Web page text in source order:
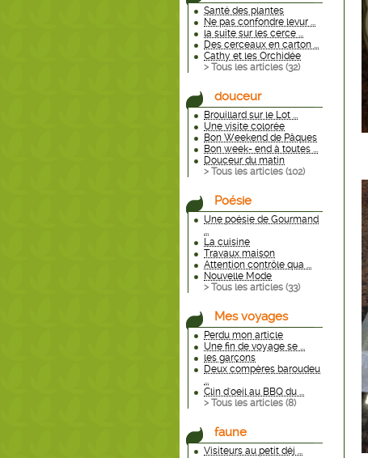
Santé des plantes
Ne pas confondre levur ...
la suite sur les cerce ...
Des cerceaux en carton ...
Cathy et les Orchidée
> Tous les articles (32)
douceur
Brouillard sur le Lot ...
Une visite colorée
Bon Weekend de Pâques
Bon week- end à toutes ...
Douceur du matin
> Tous les articles (102)
Poésie
Une poésie de Gourmand
...
La cuisine
Travaux maison
Attention contrôle qua ...
Nouvelle Mode
> Tous les articles (33)
Mes voyages
Perdu mon article
Une fin de voyage se ...
les garçons
Deux compères baroudeu
...
Clin d'oeil au BBQ du ...
> Tous les articles (8)
faune
Visiteurs au petit déj ...